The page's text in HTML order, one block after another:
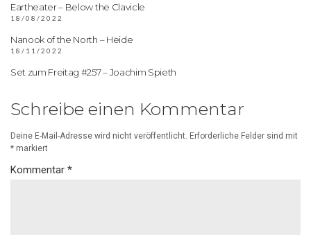
Eartheater – Below the Clavicle
18/08/2022
Nanook of the North – Heide
18/11/2022
Set zum Freitag #257 – Joachim Spieth
Schreibe einen Kommentar
Deine E-Mail-Adresse wird nicht veröffentlicht. Erforderliche Felder sind mit
* markiert
Kommentar *